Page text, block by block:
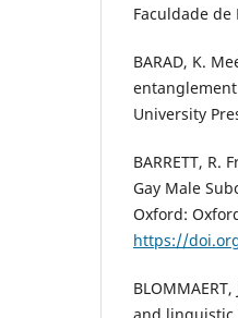
Faculdade de
BARAD, K.
University
BARRETT,
Gay Male
Oxford:
https://